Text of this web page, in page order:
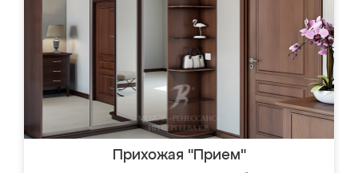
Прихожая "Прием"